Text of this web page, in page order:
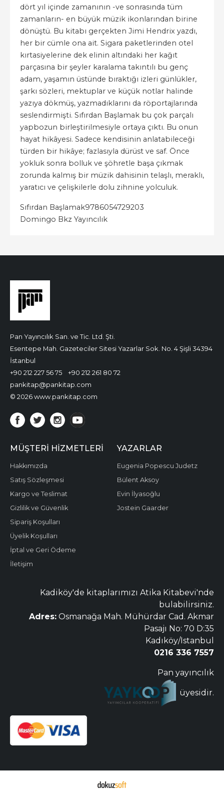
dört yıl içinde zamanının -ve sonrasında tüm
zamanların- en büyük müzik ikonlarından birine
dönüştü. Bu kitabı gerçekten Jimi Hendrix yazdı,
her bir cümle ona ait. Sigara paketlerinden otel
kırtasiyelerine dek elinin altındaki her kağıt
parçasına bir şeyler karalama takıntılı bu genç
adam, yaşamın üstünde bıraktığı izleri günlükler,
şarkı sözleri, mektuplar ve küçük notlar halinde
yazıya dökmüş, yazmadıklarını da röportajlarında
seslendirmişti. Sıfırdan Başlamak bu çok parçalı
yapbozun birleştirilmesiyle ortaya çıktı. Bu onun
hayat hikâyesi. Sadece kendisinin anlatabileceği
türden bir hikâye; fazlasıyla dürüst ve saf. Önce
yokluk sonra bolluk ve şöhretle başa çıkmak
zorunda kalmış bir müzik dahisinin telaşlı, meraklı,
yaratıcı ve çelişkilerle dolu zihnine yolculuk.
Sıfırdan Başlamak9786054729203
Domingo Bkz Yayıncılık
Pan Yayıncılık San. ve Tic. Ltd. Şti.
Esentepe Mah. Gazeteciler Sitesi Yazarlar Sok. No. 4 Şişli 34394
İstanbul
+90 212 227 56 75
+90 212 261 80 72
pankitap@pankitap.com
© 2026 www.pankitap.com
MÜŞTERI HIZMETLERI
Hakkımızda
Satış Sözleşmesi
Kargo ve Teslimat
Gizlilik ve Güvenlik
Sipariş Koşulları
Üyelik Koşulları
İptal ve Geri Ödeme
İletişim
YAZARLAR
Eugenia Popescu Judetz
Bülent Aksoy
Evin İlyasoğlu
Jostein Gaarder
Kadiköy'de kitaplarımızı Atika Kitabevi'nde
bulabilirsiniz.
Adres: Osmanağa Mah. Mühürdar Cad. Akmar
Pasajı No: 70 D:35
Kadıköy/Istanbul
0216 336 7557
Pan yayıncılık
üyesidir.